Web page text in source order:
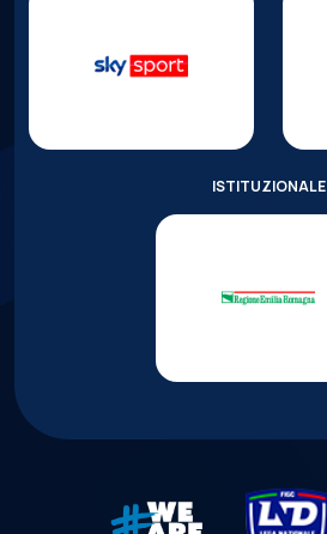
ISTITUZIONALE